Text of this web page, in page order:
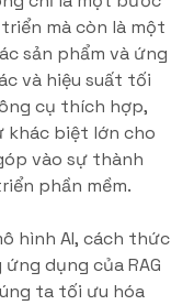
mà còn là một
sản phẩm và ứng
và hiệu suất tối
cụ thích hợp,
khác biệt lớn cho
vào sự thành
phần mềm.
hình AI, cách thức
dụng của RAG
ta tối ưu hóa